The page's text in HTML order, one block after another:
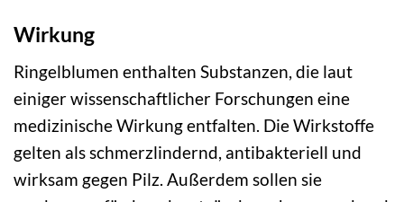
Wirkung
Ringelblumen enthalten Substanzen, die laut
einiger wissenschaftlicher Forschungen eine
medizinische Wirkung entfalten. Die Wirkstoffe
gelten als schmerzlindernd, antibakteriell und
wirksam gegen Pilz. Außerdem sollen sie